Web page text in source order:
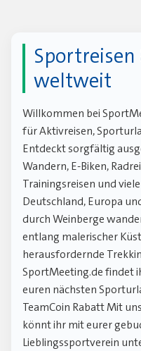
weltweit
Willkommen bei
für Aktivreisen,
Entdeckt sorgfältig
Wandern, E-Biken,
Trainingsreisen und
Deutschland, Europa
durch Weinberge
entlang malerischer
herausfordernde
SportMeeting.de findet
euren nächsten
TeamCoin Rabatt Mit
könnt ihr mit eurer
Lieblingssportverein